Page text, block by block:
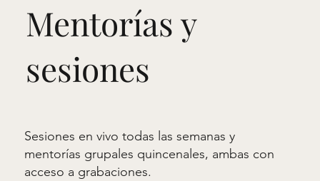
Mentorías y
sesiones
Sesiones en vivo todas las semanas y
mentorías grupales quincenales, ambas con
acceso a grabaciones.